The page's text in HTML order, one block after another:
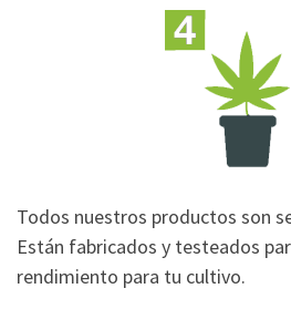
Todos nuestros productos son
Están fabricados y testeados
rendimiento para tu cultivo.